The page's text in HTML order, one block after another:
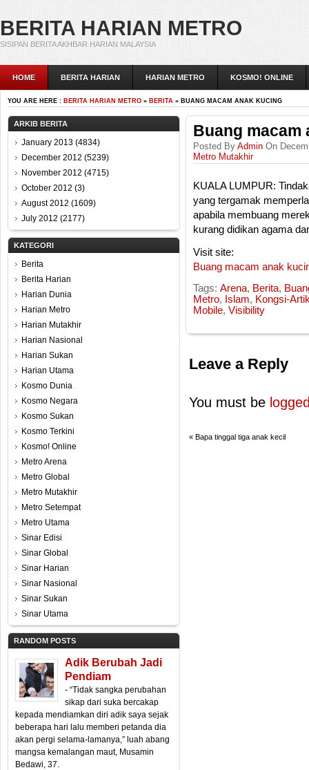
BERITA HARIAN METRO
SISIPAN BERITA AKHBAR HARIAN MALAYSIA
HOME BERITA HARIAN HARIAN METRO KOSMO! ONLINE
YOU ARE HERE : BERITA HARIAN METRO » BERITA » BUANG MACAM ANAK KUCING
ARKIB BERITA
January 2013 (4834)
December 2012 (5239)
November 2012 (4715)
October 2012 (3)
August 2012 (1609)
July 2012 (2177)
KATEGORI
Berita
Berita Harian
Harian Dunia
Harian Metro
Harian Mutakhir
Harian Nasional
Harian Sukan
Harian Utama
Kosmo Dunia
Kosmo Negara
Kosmo Sukan
Kosmo Terkini
Kosmo! Online
Metro Arena
Metro Global
Metro Mutakhir
Metro Setempat
Metro Utama
Sinar Edisi
Sinar Global
Sinar Harian
Sinar Nasional
Sinar Sukan
Sinar Utama
RANDOM POSTS
Adik Berubah Jadi
Pendiam
- “Tidak sangka perubahan
sikap dari suka bercakap
kepada mendiamkan diri adik saya sejak
beberapa hari lalu memberi petanda dia
akan pergi selama-lamanya,” luah abang
mangsa kemalangan maut, Musamin
Bedawi, 37.
Buang macam
Posted By Admin On
Metro Mutakhir
KUALA LUMPUR:
yang tergamak
apabila membuang
kurang didikan agama
Visit site:
Buang macam anak
Tags: Arena, Berita,
Metro, Islam, Kongsi-
Mobile, Visibility
Leave a Reply
You must be
« Bapa tinggal tiga anak kecil